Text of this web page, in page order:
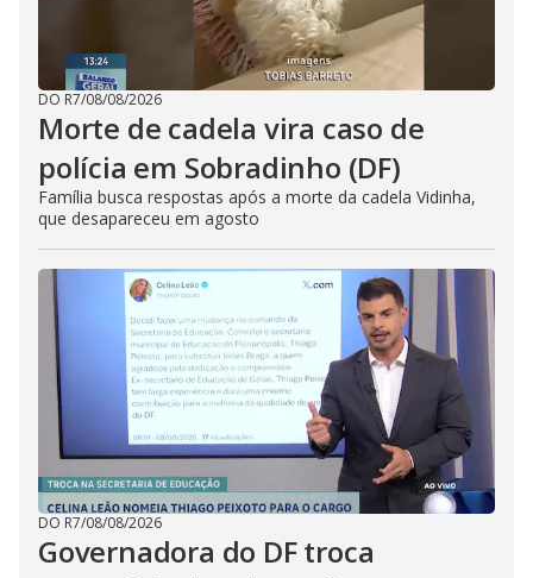
DO R7/08/08/2026
Morte de cadela vira caso de
polícia em Sobradinho (DF)
Família busca respostas após a morte da cadela Vidinha,
que desapareceu em agosto
DO R7/08/08/2026
Governadora do DF troca